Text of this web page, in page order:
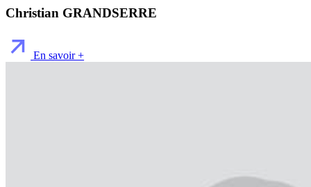
Christian GRANDSERRE
En savoir +